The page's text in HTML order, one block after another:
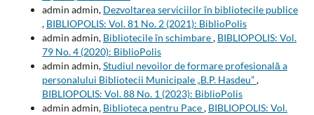
admin admin, Dezvoltarea serviciilor în bibliotecile publice
, BIBLIOPOLIS: Vol. 81 No. 2 (2021): BiblioPolis
admin admin, Bibliotecile în schimbare, BIBLIOPOLIS: Vol.
79 No. 4 (2020): BiblioPolis
admin admin,Studiul nevoilor de formare profesională a
personalului Bibliotecii Municipale „B.P. Hasdeu”,
BIBLIOPOLIS: Vol. 88 No. 1 (2023): BiblioPolis
admin admin, Biblioteca pentru Pace, BIBLIOPOLIS: Vol.